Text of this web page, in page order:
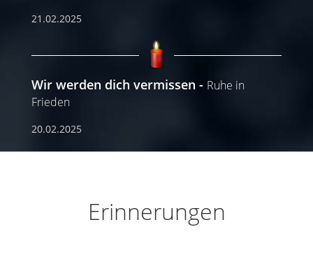
21.02.2025
Wir werden dich vermissen
Ruhe in
Frieden
20.02.2025
Erinnerungen